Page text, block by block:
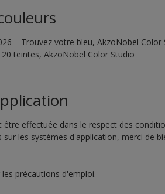
– Trouvez votre bleu, AkzoNobel
teintes, AkzoNobel Color Studio
effectuée dans le respect des
sur les systèmes d'application, merci de
précautions d'emploi.